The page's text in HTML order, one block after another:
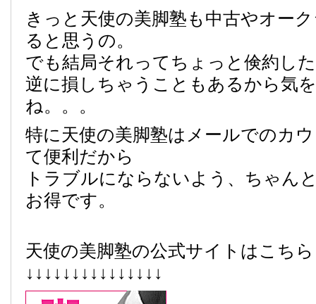
きっと天使の美脚塾も中古やオー
ると思うの。
でも結局それってちょっと倹約し
逆に損しちゃうこともあるから気
ね。。。
特に天使の美脚塾はメールでのカ
て便利だから
トラブルにならないよう、ちゃん
お得です。
天使の美脚塾の公式サイトはこちら
↓↓↓↓↓↓↓↓↓↓↓↓↓↓↓